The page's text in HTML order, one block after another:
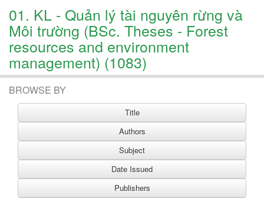
01. KL - Quản lý tài nguyên rừng và
Môi trường (BSc. Theses - Forest
resources and environment
management) (1083)
BROWSE BY